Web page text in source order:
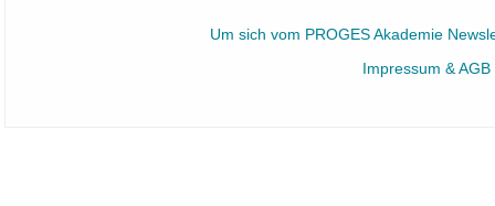
Um sich vom PROGES Akademie
Impressum & AGB